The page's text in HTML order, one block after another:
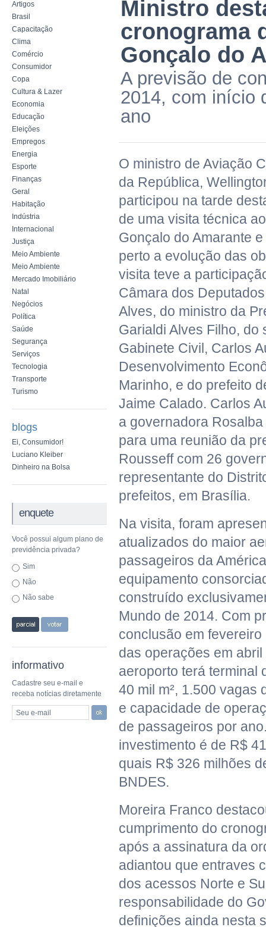
Artigos
Brasil
Capacitação
Clima
Comércio
Consumidor
Copa
Cultura & Lazer
Economia
Educação
Eleições
Empregos
Energia
Esporte
Finanças
Geral
Habitação
Indústria
Internacional
Justiça
Meio Ambiente
Meio Ambiente
Mercado Imobiliário
Natal
Negócios
Política
Saúde
Segurança
Serviços
Tecnologia
Transporte
Turismo
blogs
Ei, Consumidor!
Luciano Kleiber
Dinheiro na Bolsa
enquete
Você possui algum plano de
previdência privada?
Sim
Não
Não sabe
informativo
Cadastre seu e-mail e
receba notícias diretamente
Seu e-mail
Ministro
cronograma
Gonçalo do
A previsão de
2014, com início
ano
O ministro de Aviação
da República,
participou na tarde
de uma visita técnica
Gonçalo do Amarante
perto a evolução das
visita teve a
Câmara dos
Alves, do ministro da
Garialdi Alves Filho, do
Gabinete Civil, Carlos
Desenvolvimento
Marinho, e do prefeito
Jaime Calado. Carlos
a governadora
para uma reunião da
Rousseff com 26
representante do
prefeitos, em Brasília.
Na visita, foram
atualizados do maior
passageiros da
equipamento
construído
Mundo de 2014. Com
conclusão em
das operações em
aeroporto terá terminal
40 mil m², 1.500 vagas
e capacidade de
de passageiros por
investimento é de R$
quais R$ 326 milhões
BNDES.
Moreira Franco
cumprimento do
após a assinatura da
adiantou que entraves
dos acessos Norte e
responsabilidade do
definições ainda nesta